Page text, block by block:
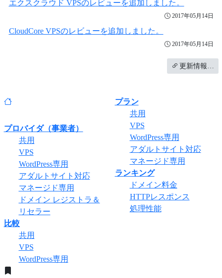
エクスクラウド VPSのレビューを追加しました。
2017年05月14日
CloudCore VPSのレビューを追加しました。
2017年05月14日
更新情報…
プロバイダ（事業者）
共用
VPS
WordPress専用
アダルトサイト対応
マネージド専用
ドメイン レジストラ＆
リセラー
プラン
共用
VPS
WordPress専用
アダルトサイト対応
マネージド専用
ランキング
ドメイン料金
HTTPレスポンス
処理性能
比較
共用
VPS
WordPress専用